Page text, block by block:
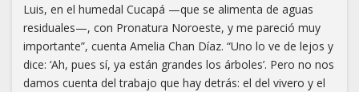
Luis, en el humedal Cucapá —que se alimenta de aguas
residuales—, con Pronatura Noroeste, y me pareció muy
importante”, cuenta Amelia Chan Díaz. “Uno lo ve de lejos y
dice: ‘Ah, pues sí, ya están grandes los árboles’. Pero no nos
damos cuenta del trabajo que hay detrás: el del vivero y el